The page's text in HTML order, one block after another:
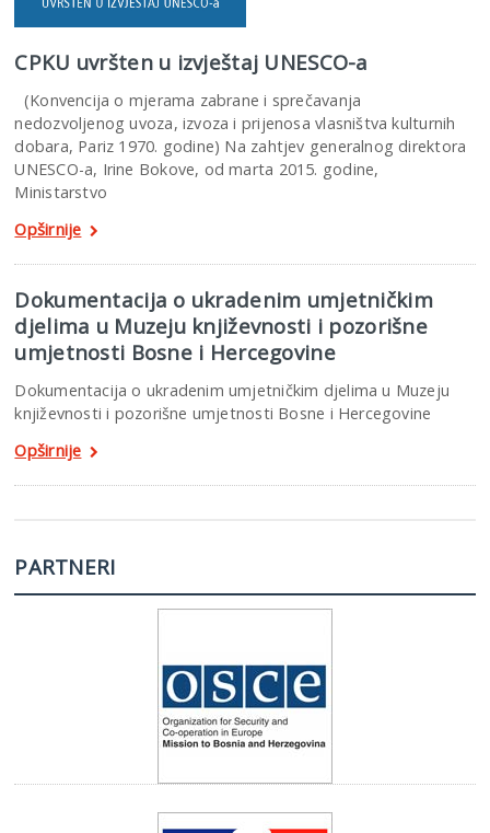
CPKU uvršten u izvještaj UNESCO-a
(Konvencija o mjerama zabrane i sprečavanja
nedozvoljenog uvoza, izvoza i prijenosa vlasništva kulturnih
dobara, Pariz 1970. godine) Na zahtjev generalnog direktora
UNESCO-a, Irine Bokove, od marta 2015. godine,
Ministarstvo
Opširnije
Dokumentacija o ukradenim umjetničkim
djelima u Muzeju književnosti i pozorišne
umjetnosti Bosne i Hercegovine
Dokumentacija o ukradenim umjetničkim djelima u Muzeju
književnosti i pozorišne umjetnosti Bosne i Hercegovine
Opširnije
PARTNERI